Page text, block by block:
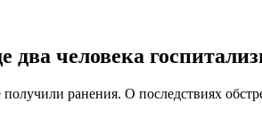
человека
ранения. О последствиях